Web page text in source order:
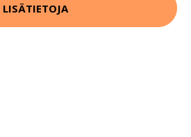
LISÄTIETOJA